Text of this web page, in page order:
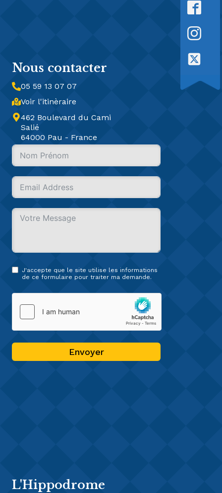
Nous contacter
05 59 13 07 07
Voir l'itinèraire
462 Boulevard du Cami
Salié
64000 Pau - France
J'accepte que le site utilise les informations
de ce formulaire pour traiter ma demande.
Envoyer
L'Hippodrome